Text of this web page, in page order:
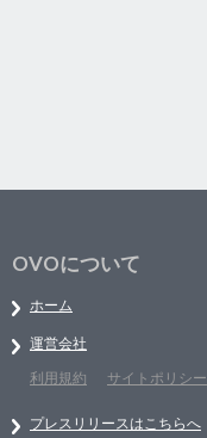
OVOについて
ホーム
運営会社
利用規約
サイトポリシー
プレスリリースはこちらへ